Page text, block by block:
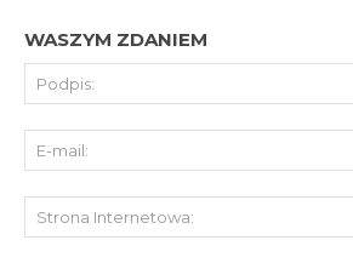
WASZYM ZDANIEM